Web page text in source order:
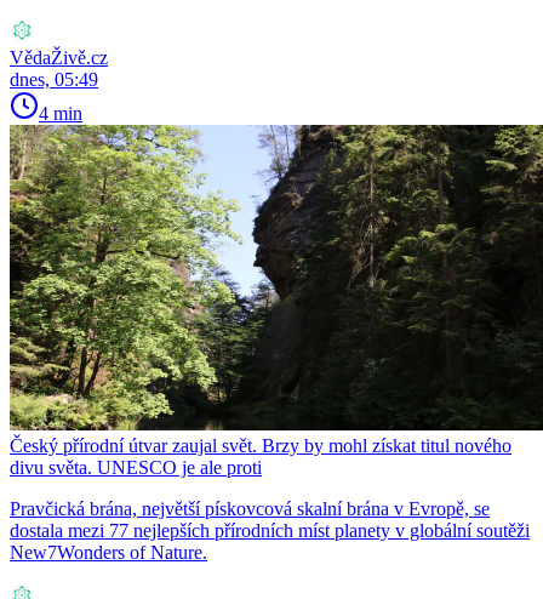
VědaŽivě.cz
dnes, 05:49
4 min
Český přírodní útvar zaujal svět. Brzy by mohl získat titul nového
divu světa. UNESCO je ale proti
Pravčická brána, největší pískovcová skalní brána v Evropě, se
dostala mezi 77 nejlepších přírodních míst planety v globální soutěži
New7Wonders of Nature.